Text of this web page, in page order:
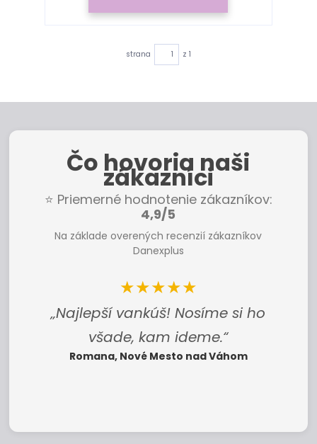
strana z 1
Čo hovoria naši
zákazníci
⭐ Priemerné hodnotenie zákazníkov:
4,9/5
Na základe overených recenzií zákazníkov
Danexplus
★★★★★
„Najlepší vankúš! Nosíme si ho
všade, kam ideme.“
Romana, Nové Mesto nad Váhom